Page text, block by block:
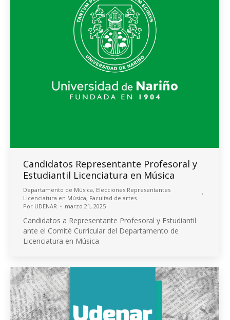
Candidatos Representante Profesoral y
Estudiantil Licenciatura en Música
Departamento de Música, Elecciones Representantes
Licenciatura en Música, Facultad de artes
Por UDENAR marzo 21, 2025
Candidatos a Representante Profesoral y Estudiantil
ante el Comité Curricular del Departamento de
Licenciatura en Música